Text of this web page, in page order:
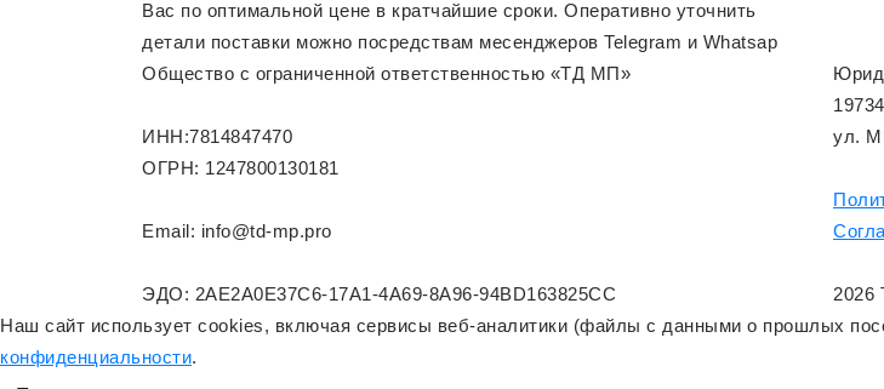
Вас по оптимальной цене в кратчайшие сроки. Оперативно уточнить
детали поставки можно посредствам месенджеров Telegram и Whatsap
Общество с ограниченной ответственностью «ТД МП»
ИНН:7814847470
ОГРН: 1247800130181
Email: info@td-mp.pro
ЭДО: 2AE2A0E37C6-17A1-4A69-8A96-94BD163825CC
ул.
2026
Наш сайт использует cookies, включая сервисы веб-аналитики (файлы с данными о прошлых
конфиденциальности.